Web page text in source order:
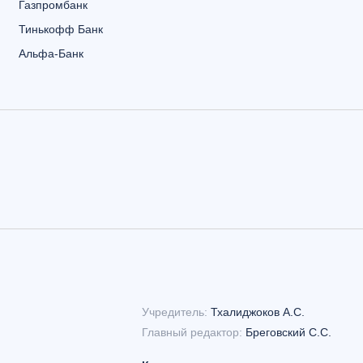
Газпромбанк
Тинькофф Банк
Альфа-Банк
Учредитель: Тхалиджоков А.С.
Главный редактор: Бреговский С.С.